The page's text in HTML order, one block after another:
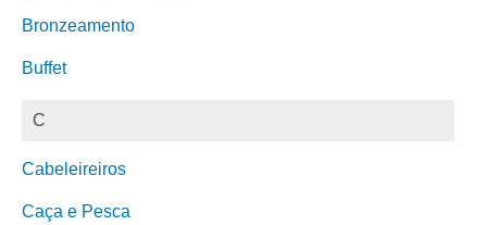
Bronzeamento
Buffet
C
Cabeleireiros
Caça e Pesca